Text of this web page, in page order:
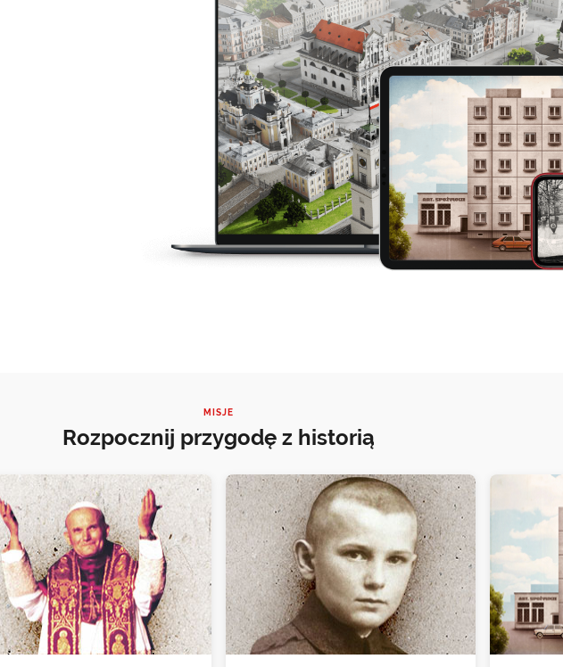
MISJE
Rozpocznij przygodę z historią